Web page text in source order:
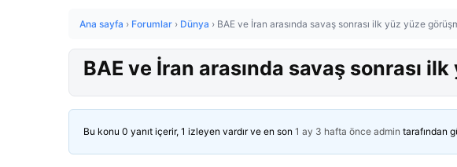
Ana sayfa › Forumlar › Dünya › BAE ve İran arasında savaş sonrası ilk yüz yüze
BAE ve İran arasında savaş sonrası
Bu konu 0 yanıt içerir, 1 izleyen vardır ve en son 1 ay 3 hafta önce admin tarafından